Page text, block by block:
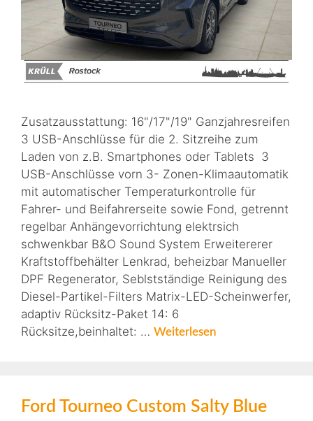
Zusatzausstattung: 16"/17"/19" Ganzjahresreifen
3 USB-Anschlüsse für die 2. Sitzreihe zum
Laden von z.B. Smartphones oder Tablets 3
USB-Anschlüsse vorn 3- Zonen-Klimaautomatik
mit automatischer Temperaturkontrolle für
Fahrer- und Beifahrerseite sowie Fond, getrennt
regelbar Anhängevorrichtung elektrsich
schwenkbar B&O Sound System Erweitererer
Kraftstoffbehälter Lenkrad, beheizbar Manueller
DPF Regenerator, Seblstständige Reinigung des
Diesel-Partikel-Filters Matrix-LED-Scheinwerfer,
adaptiv Rücksitz-Paket 14: 6
Rücksitze,beinhaltet: … Weiterlesen
Ford Tourneo Custom Salty Blue